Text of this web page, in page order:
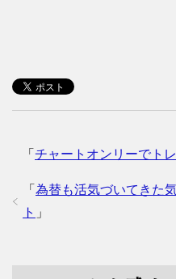
「 チャートオンリーでト
「 為替も活気づいてきた
ト 」